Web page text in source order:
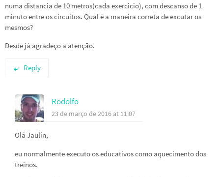
numa distancia de 10 metros(cada exercicio), com descanso de 1
minuto entre os circuitos. Qual é a maneira correta de excutar os
mesmos?
Desde já agradeço a atenção.
Reply
Rodolfo
23 de março de 2016 at 11:07
Olá Jaulin,
eu normalmente executo os educativos como aquecimento dos
treinos.